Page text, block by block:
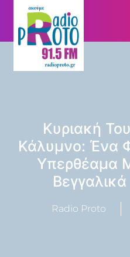
Κυριακή
Κάλυμνο: Ένα
Υπερθέαμα
Radio Proto